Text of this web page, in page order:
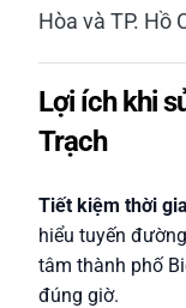
Hòa và TP. Hồ
Lợi ích khi
Trạch
Tiết kiệm thời
hiểu tuyến
tâm thành phố
đúng giờ.